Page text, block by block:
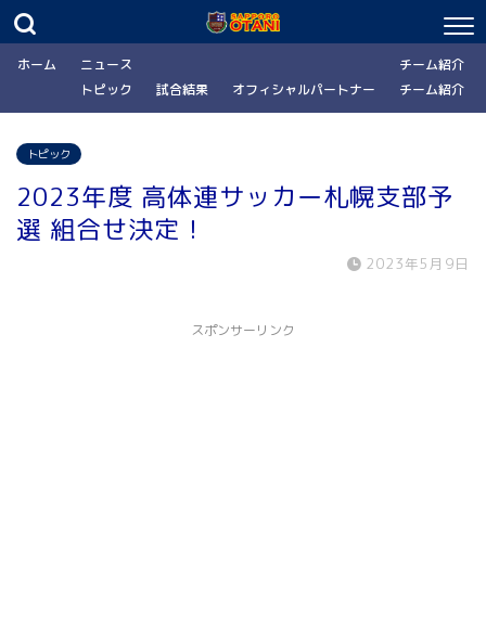
ホーム
ニュース
トピック
試合結果 オフィシャルパートナー
チーム紹介
チーム紹介
トピック
2023年度 高体連サッカー札幌支部予
選 組合せ決定！
2023年5月9日
スポンサーリンク